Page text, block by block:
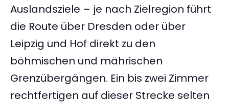
Auslandsziele – je nach Zielregion führt
die Route über Dresden oder über
Leipzig und Hof direkt zu den
böhmischen und mährischen
Grenzübergängen. Ein bis zwei Zimmer
rechtfertigen auf dieser Strecke selten